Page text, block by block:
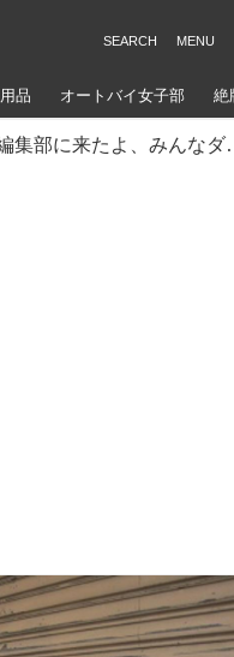
用品 オートバイ女子部 絶
編集部に来たよ